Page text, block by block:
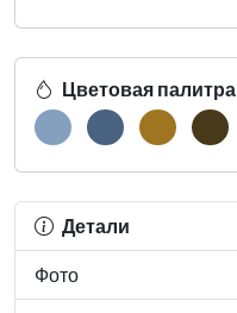
Цветовая палитра
Детали
Фото